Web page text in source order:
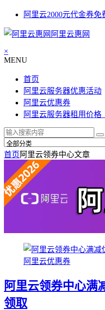
阿里云2000元代金券免
阿里云惠网
×
MENU
首页
阿里云服务器优惠活动
阿里云优惠券
阿里云服务器租用价格
首页 阿里云领券中心文章
阿里云优惠券
阿里云领券中心满
领取